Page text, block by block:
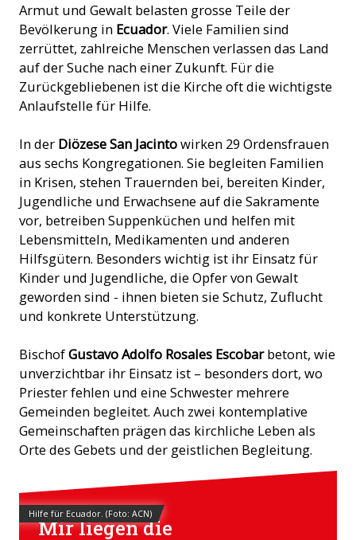
Armut und Gewalt belasten grosse Teile der
Bevölkerung in Ecuador. Viele Familien sind
zerrüttet, zahlreiche Menschen verlassen das Land
auf der Suche nach einer Zukunft. Für die
Zurückgebliebenen ist die Kirche oft die wichtigste
Anlaufstelle für Hilfe.
In der Diözese San Jacintowirken 29 Ordensfrauen
aus sechs Kongregationen. Sie begleiten Familien
in Krisen, stehen Trauernden bei, bereiten Kinder,
Jugendliche und Erwachsene auf die Sakramente
vor, betreiben Suppenküchen und helfen mit
Lebensmitteln, Medikamenten und anderen
Hilfsgütern. Besonders wichtig ist ihr Einsatz für
Kinder und Jugendliche, die Opfer von Gewalt
geworden sind - ihnen bieten sie Schutz, Zuflucht
und konkrete Unterstützung.
BischofGustavo Adolfo Rosales Escobarbetont, wie
unverzichtbar ihr Einsatz ist – besonders dort, wo
Priester fehlen und eine Schwester mehrere
Gemeinden begleitet. Auch zwei kontemplative
Gemeinschaften prägen das kirchliche Leben als
Orte des Gebets und der geistlichen Begleitung.
Hilfe für Ecuador. (Foto: ACN)
Mir liegen die